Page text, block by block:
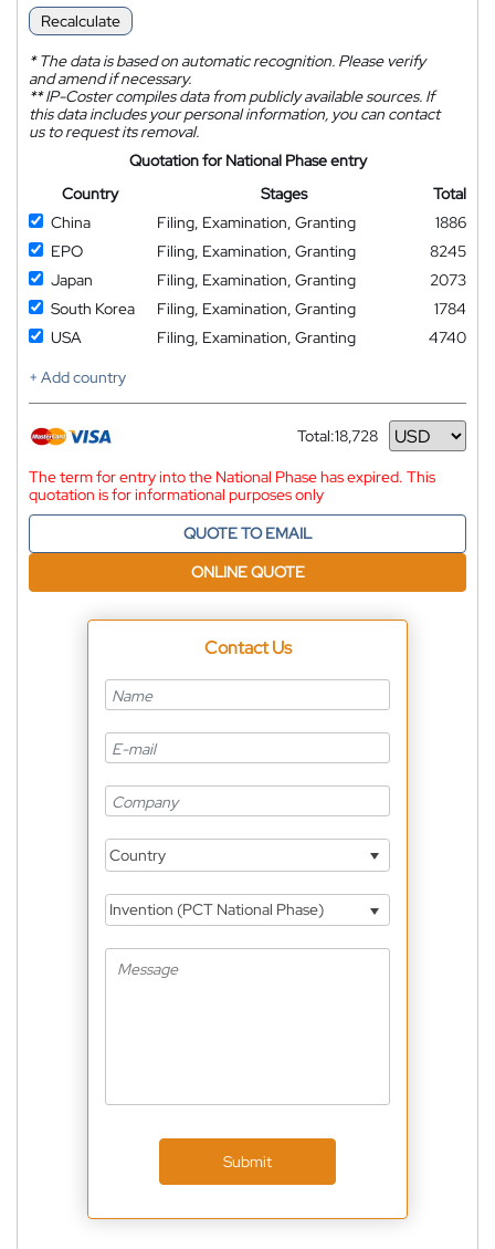
Recalculate
*The data is based on automatic recognition. Please verify
and amend if necessary.
**IP-Coster compiles data from publicly available sources. If
this data includes your personal information, you can contact
us to request its removal.
Quotation for National Phase entry
Country
Stages
Total
China
Filing, Examination, Granting
1886
EPO
Filing, Examination, Granting
8245
Japan
Filing, Examination, Granting
2073
South Korea
Filing, Examination, Granting
1784
USA
Filing, Examination, Granting
4740
+ Add country
Total:18,728
Currency
The term for entry into the National Phase has expired. This
quotation is for informational purposes only
QUOTE TO EMAIL
ONLINE QUOTE
Contact Us
Country
Invention (PCT National Phase)
Submit